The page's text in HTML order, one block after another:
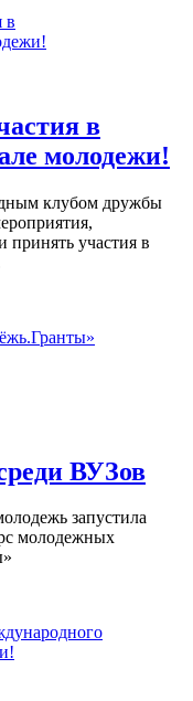
в
молодежи!
клубом дружбы
принять участия в
ВУЗов
запустила
молодежных